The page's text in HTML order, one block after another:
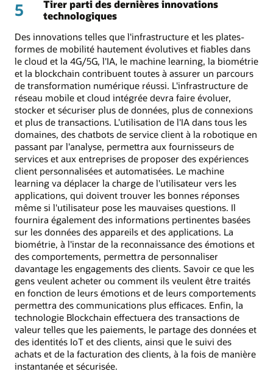
5
Tirer parti des dernières innovations
technologiques
Des innovations telles que l'infrastructure et les plates-
formes de mobilité hautement évolutives et fiables dans
le cloud et la 4G/5G, l'IA, le machine learning, la biométrie
et la blockchain contribuent toutes à assurer un parcours
de transformation numérique réussi. L'infrastructure de
réseau mobile et cloud intégrée devra faire évoluer,
stocker et sécuriser plus de données, plus de connexions
et plus de transactions. L'utilisation de l'IA dans tous les
domaines, des chatbots de service client à la robotique en
passant par l'analyse, permettra aux fournisseurs de
services et aux entreprises de proposer des expériences
client personnalisées et automatisées. Le machine
learning va déplacer la charge de l'utilisateur vers les
applications, qui doivent trouver les bonnes réponses
même si l'utilisateur pose les mauvaises questions. Il
fournira également des informations pertinentes basées
sur les données des appareils et des applications. La
biométrie, à l'instar de la reconnaissance des émotions et
des comportements, permettra de personnaliser
davantage les engagements des clients. Savoir ce que les
gens veulent acheter ou comment ils veulent être traités
en fonction de leurs émotions et de leurs comportements
permettra des communications plus efficaces. Enfin, la
technologie Blockchain effectuera des transactions de
valeur telles que les paiements, le partage des données et
des identités IoT et des clients, ainsi que le suivi des
achats et de la facturation des clients, à la fois de manière
instantanée et sécurisée.